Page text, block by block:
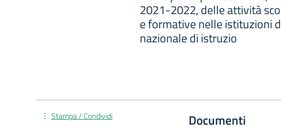
2021-2022, delle attività
e formative nelle istituzioni
nazionale di istruzio
Documenti
Stampa / Condividi